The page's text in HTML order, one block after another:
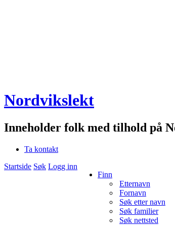
Nordvikslekt
Inneholder folk med tilhold på
Ta kontakt
Startside Søk Logg inn
Finn
Etternavn
Fornavn
Søk etter navn
Søk familier
Søk nettsted